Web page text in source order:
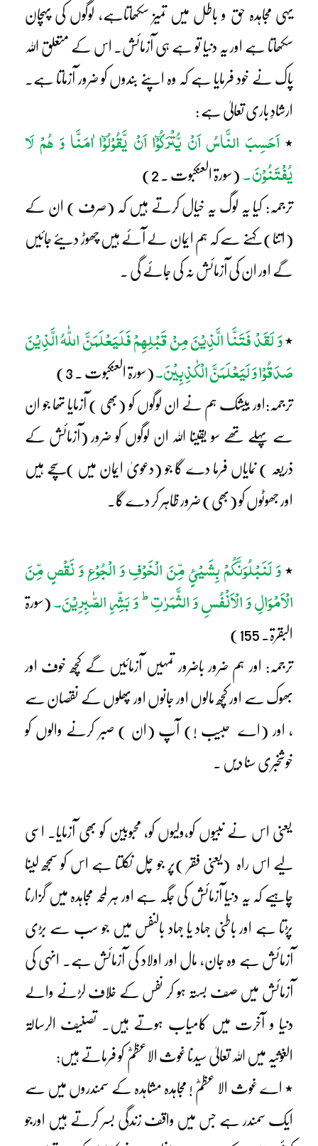
یہی مجاہدہ حق و باطل میں تمیز سکھاتاہے، لوگوں کی پہچان
سکھاتا ہے اور یہ دنیا تو ہے ہی آزمائش۔ اس کے متعلق اللہ
پاک نے خود فرمایا ہے کہ وہ اپنے بندوں کو ضرور آزماتا ہے۔
ارشادِ باری تعالیٰ ہے :
٭ اَحَسِبَ النَّاسُ اَنْ یُّتْرَکُوْٓا اَنْ یَّقُوْلُوْٓا اٰمَنَّا وَ ہُمْ لَا
یُفْتَنُوْنَ ۔ (سورۃ العنکبوت ۔ 2)
ترجمہ: کیا یہ لوگ یہ خیال کرتے ہیں کہ (صرف ) ان کے
(اتنا) کہنے سے کہ ہم ایمان لے آئے ہیں چھوڑ دیئے جائیں
گے اور ان کی آزمائش نہ کی جائے گی ۔
٭وَ لَقَدْ فَتَنَّا الَّذِیْنَ مِنْ قَبْلِہِمْ فَلَیَعْلَمَنَّ اللّٰہُ الَّذِیْنَ
صَدَقُوْا وَ لَیَعْلَمَنَّ الْکٰذِبِیْنَ۔(سورۃ العنکبوت ۔ 3)
ترجمہ:اور بیشک ہم نے ان لوگوں کو (بھی ) آزمایا تھا جو ان
سے پہلے تھے سو یقینا اللہ ان لوگوں کو ضرور (آزمائش کے
ذریعہ ) نمایاں فرما دے گا جو (دعویٰ ایمان میں )سچے ہیں
اور جھوٹوں کو (بھی) ضرور ظاہر کر دے گا۔
٭ وَ لَنَبْلُوَنَّکُمْ بِشَیْئٍ مِّنَ الْخَوْفِ وَ الْجُوْعِ وَ نَقْصٍ مِّنَ
الْاَمْوَالِ وَ الْاَنْفُسِ وَ الثَّمَرٰتِطوَ بَشِّرِ الصّٰبِرِیْنَ۔ (سورۃ
البقرۃ۔ 155)
ترجمہ: اور ہم ضرور باضرور تمہیں آزمائیں گے کچھ خوف اور
بھوک سے اور کچھ مالوں اور جانوں اور پھلوں کے نقصان سے
، اور (اے حبیب !) آپ (ان ) صبر کرنے والوں کو
خوشخبری سنا دیں ۔
یعنی اس نے نبیوں کو،ولیوں کو، محبوبین کو بھی آزمایا۔ اسی
لیے اس راہ (یعنی فقر )پر جو چل نکلتا ہے اس کو سمجھ لینا
چاہیے کہ یہ دنیا آزمائش کی جگہ ہے اور ہر لمحہ مجاہدہ میں گزارنا
پڑتا ہے اور باطنی جہاد یا جہاد بالنفس میں جو سب سے بڑی
آزمائش ہے وہ جان، مال اور اولاد کی آزمائش ہے۔ انہی کی
آزمائش میں صف بستہ ہو کر نفس کے خلاف لڑنے والے
دنیا و آخرت میں کامیاب ہوتے ہیں۔ تصنیف الرسالۃ
الغوثیہ میں اللہ تعالیٰ سیدنا غوث الاعظمؓ کو فرماتے ہیں:
٭ اے غوث الا عظمؓ ! مجاہدہ مشاہدہ کے سمندروں میں سے
ایک سمندر ہے جس میں واقف زندگی بسر کرتے ہیں اورجو